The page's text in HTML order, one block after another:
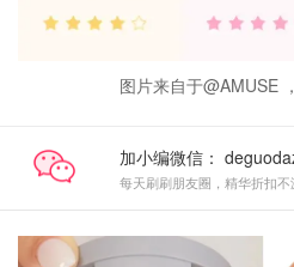
图片来自于@AMUSE
加小编微信：
每天刷刷朋友圈，精华折扣不